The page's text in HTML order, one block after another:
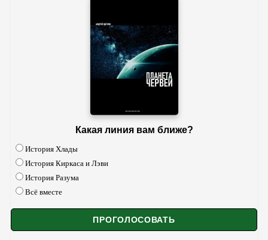
Какая линия вам ближе?
История Хлады
История Киркаса и Лэви
История Разума
Всё вместе